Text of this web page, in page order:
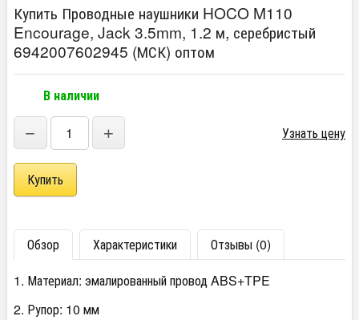
Купить Проводные наушники HOCO M110
Encourage, Jack 3.5mm, 1.2 м, серебристый
6942007602945 (МСК) оптом
В наличии
− + Узнать цену
Обзор Характеристики
Отзывы (0)
1. Материал: эмалированный провод ABS+TPE
2. Рупор: 10 мм